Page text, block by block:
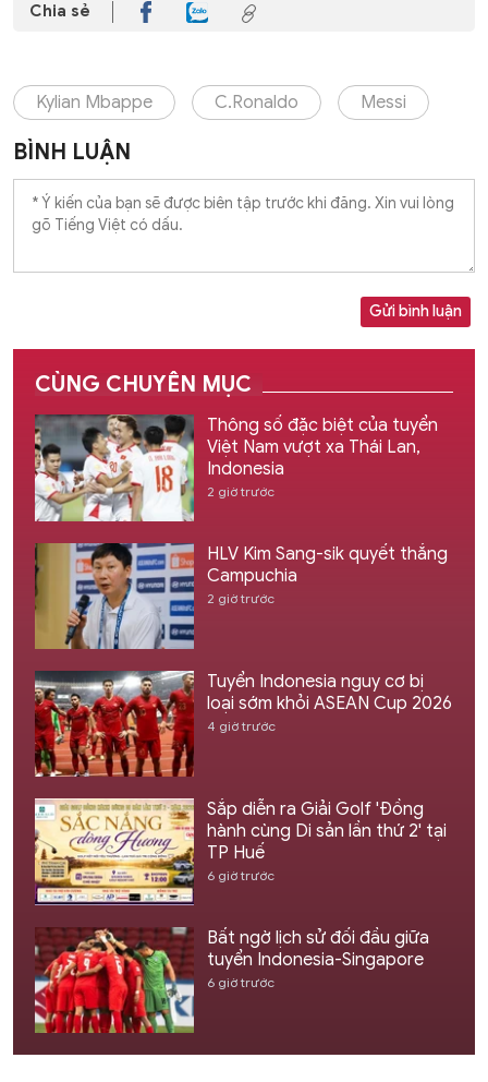
Chia sẻ
Kylian Mbappe C.Ronaldo Messi
BÌNH LUẬN
Gửi bình luận
CÙNG CHUYÊN MỤC
Thông số đặc biệt của tuyển
Việt Nam vượt xa Thái Lan,
Indonesia
2 giờ trước
HLV Kim Sang-sik quyết thắng
Campuchia
2 giờ trước
Tuyển Indonesia nguy cơ bị
loại sớm khỏi ASEAN Cup 2026
4 giờ trước
Sắp diễn ra Giải Golf 'Đồng
hành cùng Di sản lần thứ 2' tại
TP Huế
6 giờ trước
Bất ngờ lịch sử đối đầu giữa
tuyển Indonesia-Singapore
6 giờ trước